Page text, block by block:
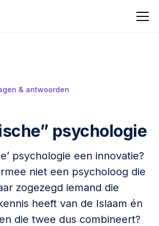
& antwoorden
psychologie
psychologie een innovatie?
niet een psycholoog die
zogezegd iemand die
heeft van de Islaam én
die twee dus combineert?